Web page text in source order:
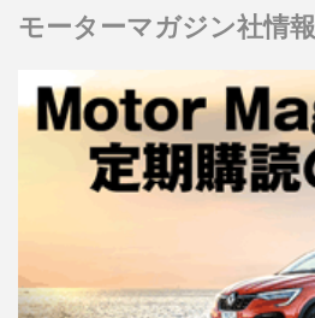
モーターマガジン社情報